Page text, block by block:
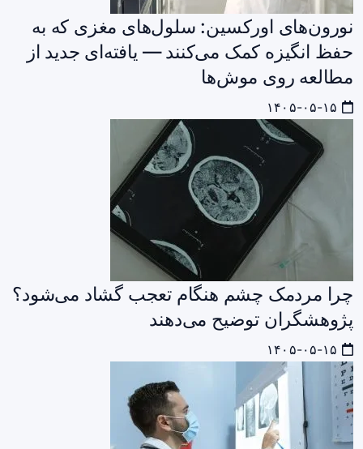
نورون‌های اورکسین: سلول‌های مغزی که به
حفظ انگیزه کمک می‌کنند — یافته‌ای جدید از
مطالعه روی موش‌ها
چرا مردمک چشم هنگام تعجب گشاد می‌شود؟
پژوهشگران توضیح می‌دهند